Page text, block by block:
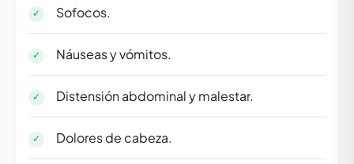
Sofocos.
Náuseas y vómitos.
Distensión abdominal y malestar.
Dolores de cabeza.